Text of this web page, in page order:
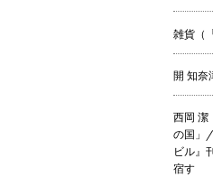
雑貨（
開 知奈
西岡 潔
の国」/
ビル』
宿す